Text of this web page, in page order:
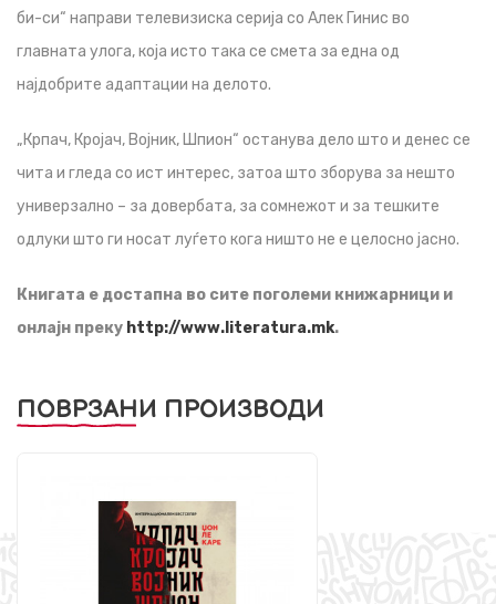
би-си“ направи телевизиска серија со Алек Гинис во
главната улога, која исто така се смета за една од
најдобрите адаптации на делото.
„Крпач, Кројач, Војник, Шпион“ останува дело што и денес се
чита и гледа со ист интерес, затоа што зборува за нешто
универзално – за довербата, за сомнежот и за тешките
одлуки што ги носат луѓето кога ништо не е целосно јасно.
Книгата е достапна во сите поголеми книжарници и
онлајн преку http://www.literatura.mk.
ПОВРЗАНИ ПРОИЗВОДИ